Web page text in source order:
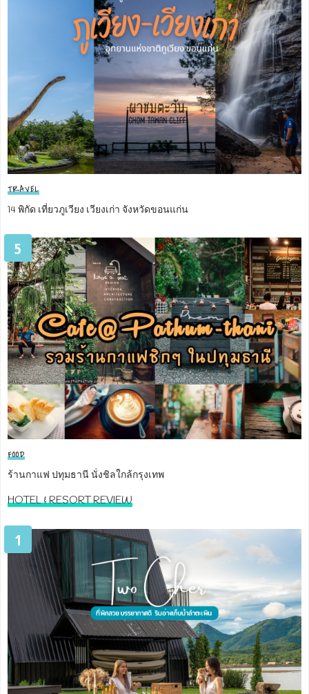
TRAVEL
14 พิกัด เที่ยวภูเวียง เวียงเก่า จังหวัดขอนแก่น
5
FOOD
ร้านกาแฟ ปทุมธานี นั่งชิลใกล้กรุงเทพ
HOTEL & RESORT REVIEW
1